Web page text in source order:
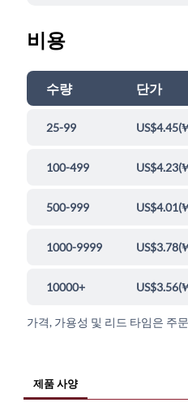
비용
수량 단가
25-99 US$4.45(
100-499 US$4.23(
500-999 US$4.01(
1000-9999 US$3.78(
10000+ US$3.56(
가격, 가용성 및 리드 타임은 주
제품 사양